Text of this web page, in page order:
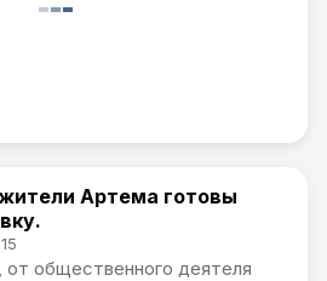
города / Артемпортал
Артема готовы
от общественного деятеля